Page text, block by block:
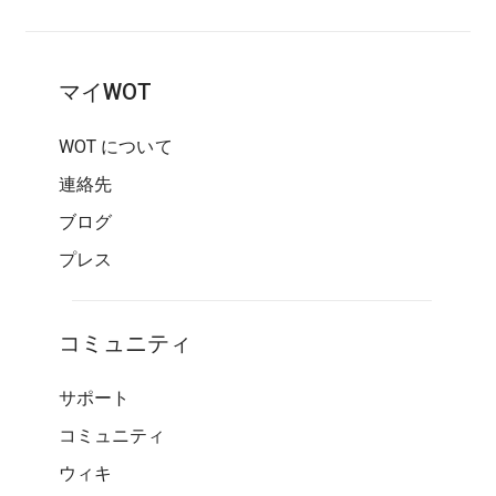
マイWOT
WOT について
連絡先
ブログ
プレス
コミュニティ
サポート
コミュニティ
ウィキ